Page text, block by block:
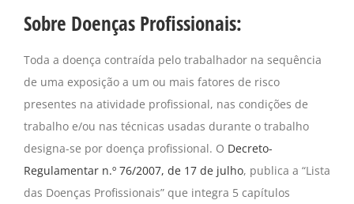
Sobre Doenças Profissionais:
Toda a doença contraída pelo trabalhador na sequência
de uma exposição a um ou mais fatores de risco
presentes na atividade profissional, nas condições de
trabalho e/ou nas técnicas usadas durante o trabalho
designa-se por doença profissional. O Decreto-
Regulamentar n.º 76/2007, de 17 de julho, publica a “Lista
das Doenças Profissionais” que integra 5 capítulos